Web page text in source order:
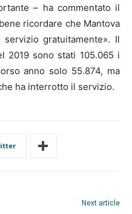
– ha commentato il
ricordare che Mantova
gratuitamente». Il
2019 sono stati 105.065 i
anno solo 55.874, ma
ha interrotto il servizio.
Next article